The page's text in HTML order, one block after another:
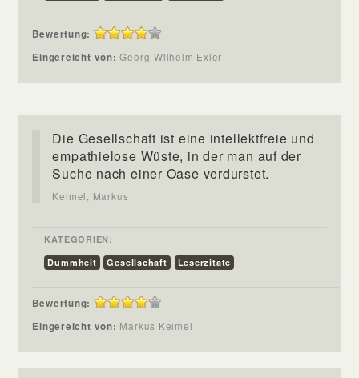
Bewertung:
Eingereicht von:Georg-Wilhelm Exler
Die Gesellschaft ist eine intellektfreie und
empathielose Wüste, in der man auf der
Suche nach einer Oase verdurstet.
Keimel, Markus
KATEGORIEN:
Dummheit
Gesellschaft Leserzitate
Bewertung:
Eingereicht von: Markus Keimel